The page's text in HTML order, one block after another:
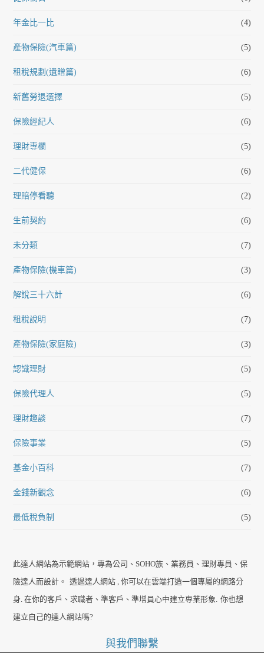
年金比一比 (4)
產物保險(汽車篇) (5)
租稅規劃(遺贈篇) (6)
新舊勞退選擇 (5)
保險經紀人 (6)
理財專欄 (5)
二代健保 (6)
理賠停看聽 (2)
生前契約 (6)
未分類 (7)
產物保險(機車篇) (3)
解說三十六計 (6)
租稅說明 (7)
產物保險(家庭險) (3)
認識理財 (5)
保險代理人 (5)
理財趣談 (7)
保險事業 (5)
基金小百科 (7)
金錢新觀念 (6)
最低稅負制 (5)
此達人網站為示範網站，專為公司、SOHO族、業務員、理財專員、保
險達人而設計。
透過達人網站 , 你可以在雲端打造一個專屬的網路分
身. 在你的客戶、求職者、準客戶、準增員心中建立專業形象. 你也想
建立自己的達人網站嗎?
與我們聯繫